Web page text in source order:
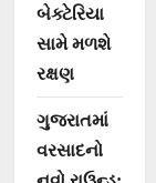
બેક્ટેરિયા
સામે મળશે
રક્ષણ
ગુજરાતમાં
વરસાદનો